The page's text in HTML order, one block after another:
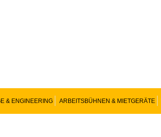
& ENGINEERING ARBEITSBÜHNEN & MIETGERÄTE